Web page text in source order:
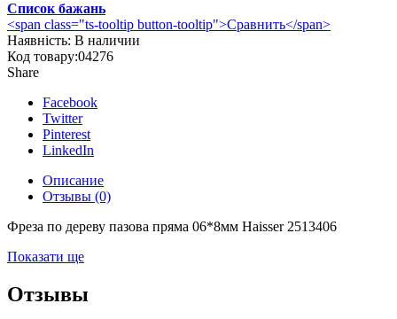
Список бажань
<span class="ts-tooltip button-tooltip">Сравнить</span>
Наявність: В наличии
Код товару:04276
Share
Facebook
Twitter
Pinterest
LinkedIn
Описание
Отзывы (0)
Фреза по дереву пазова пряма 06*8мм Haisser 2513406
Показати ще
Отзывы